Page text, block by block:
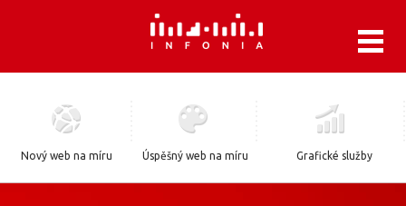
Nový web na míru Úspěšný web na míru Grafické služby